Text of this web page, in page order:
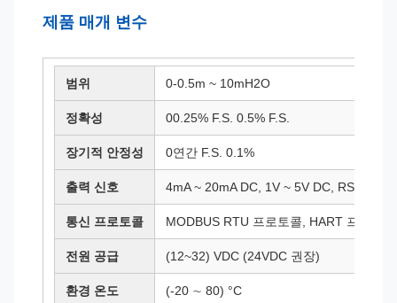
제품 매개 변수
범위 0-0.5m ~ 10mH2O
정확성 00.25% F.S. 0.5% F.S.
장기적 안정성 0연간 F.S. 0.1%
출력 신호 4mA ~ 20mA DC, 1V ~ 5V DC, RS485 등
통신 프로토콜 MODBUS RTU 프로토콜, HART 프로토콜
전원 공급 (12~32) VDC (24VDC 권장)
환경 온도 (-20 ∼ 80) °C